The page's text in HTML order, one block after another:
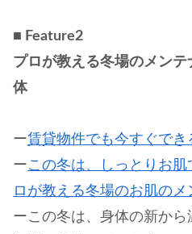
■ Feature2
プロが教える冬場のメン
体
ー賃貸物件でも今すぐでき
ーこの冬は、しっとりお
ロが教える冬場のお肌のメ
ーこの冬は、身体の新か